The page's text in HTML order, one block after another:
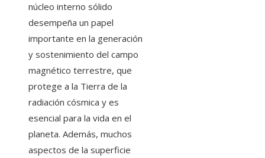
núcleo interno sólido
desempeña un papel
importante en la generación
y sostenimiento del campo
magnético terrestre, que
protege a la Tierra de la
radiación cósmica y es
esencial para la vida en el
planeta. Además, muchos
aspectos de la superficie